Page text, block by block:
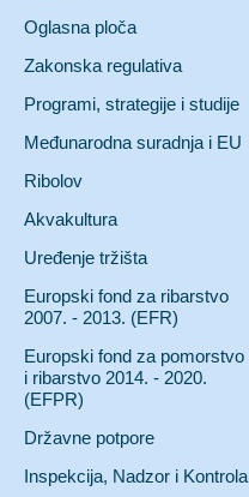
Oglasna ploča
Zakonska regulativa
Programi, strategije i studije
Međunarodna suradnja i EU
Ribolov
Akvakultura
Uređenje tržišta
Europski fond za ribarstvo
2007. - 2013. (EFR)
Europski fond za pomorstvo
i ribarstvo 2014. - 2020.
(EFPR)
Državne potpore
Inspekcija, Nadzor i Kontrola